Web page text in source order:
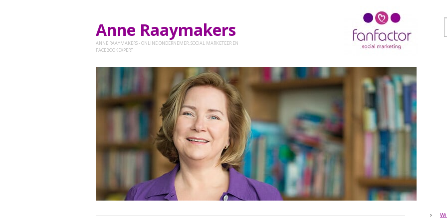
Anne Raaymakers
ANNE RAAYMAKERS - ONLINE ONDERNEMER, SOCIAL MARKETEER EN
FACEBOOKEXPERT